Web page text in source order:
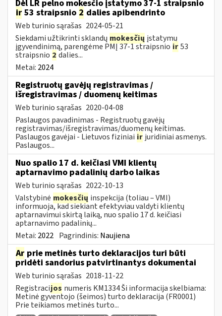
Dėl LR pelno mokesčio įstatymo 37-1 straipsnio
ir 53 straipsnio 2 dalies apibendrinto
Web turinio sąrašas 2024-05-21
Siekdami užtikrinti sklandų mokesčių įstatymų
įgyvendinimą, parengėme PMĮ 37-1 straipsnio ir53
straipsnio 2 dalies...
Metai: 2024
Registruotų gavėjų registravimas /
išregistravimas / duomenų keitimas
Web turinio sąrašas 2020-04-08
Paslaugos pavadinimas - Registruotų gavėjų
registravimas/išregistravimas/duomenų keitimas.
Paslaugos gavėjai - Lietuvos fiziniai ir juridiniai asmenys.
Paslaugos...
Nuo spalio 17 d. keičiasi VMI klientų
aptarnavimo padalinių darbo laikas
Web turinio sąrašas 2022-10-13
Valstybinė mokesčių inspekcija (toliau – VMI)
informuoja, kad siekiant efektyviau valdyti klientų
aptarnavimui skirtą laiką, nuo spalio 17 d. keičiasi
aptarnavimo padalinių...
Metai: 2022 Pagrindinis: Naujiena
Ar prie metinės turto deklaracijos turi būti
pridėti sandorius patvirtinantys dokumentai
Web turinio sąrašas 2018-11-22
Registracijos numeris KM1334 Ši informacija skelbiama:
Metinė gyventojo (šeimos) turto deklaracija (FR0001)
Prie teikiamos metinės turto...